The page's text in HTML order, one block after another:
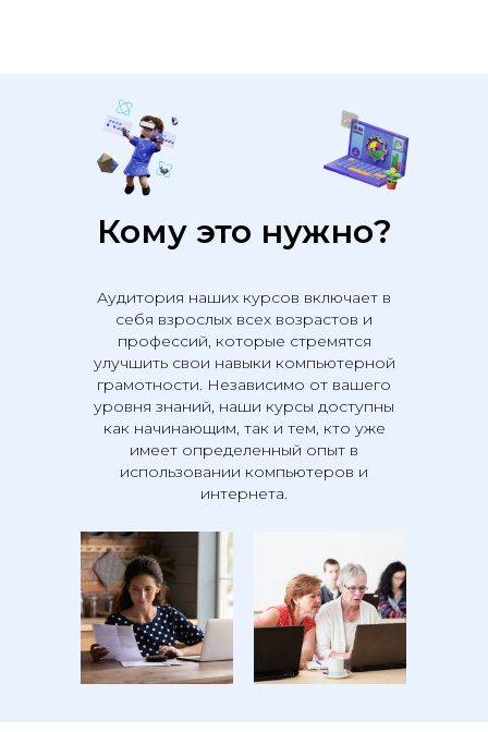
Аудитория наших курсов включает в
себя взрослых всех возрастов и
профессий, которые стремятся
улучшить свои навыки компьютерной
грамотности. Независимо от вашего
уровня знаний, наши курсы доступны
как начинающим, так и тем, кто уже
имеет определенный опыт в
использовании компьютеров и
интернета.
Кому это нужно?